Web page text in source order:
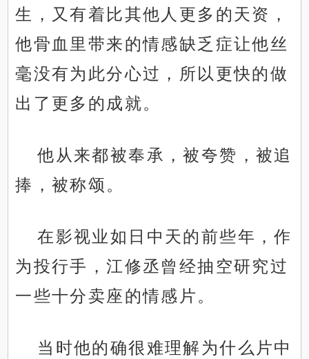
生，又有着比其他人更多的天资，
他骨血里带来的情感缺乏症让他丝
毫没有为此分心过，所以更快的做
出了更多的成就。
他从来都被奉承，被夸赞，被追
捧，被称颂。
在影视业如日中天的前些年，作
为投行手，江修丞曾经抽空研究过
一些十分卖座的情感片。
当时他的确很难理解为什么片中